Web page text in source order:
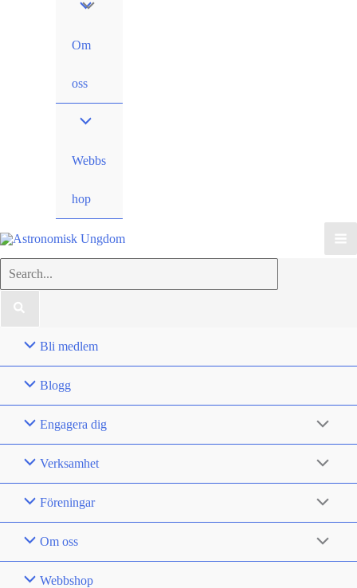
Om
oss
Webbs
hop
Search
for:
Bli medlem
Blogg
Engagera dig
Verksamhet
Föreningar
Om oss
Webbshop